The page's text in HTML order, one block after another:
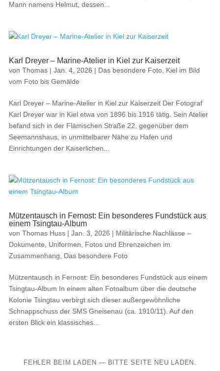
Mann namens Helmut, dessen...
Karl Dreyer – Marine-Atelier in Kiel zur Kaiserzeit
von Thomas| Jan. 4, 2026 | Das besondere Foto, Kiel im Bild
vom Foto bis Gemälde
Karl Dreyer – Marine-Atelier in Kiel zur Kaiserzeit Der Fotograf
Karl Dreyer war in Kiel etwa von 1896 bis 1916 tätig. Sein Atelier
befand sich in der Flämischen Straße 22, gegenüber dem
Seemannshaus, in unmittelbarer Nähe zu Hafen und
Einrichtungen der Kaiserlichen...
Mützentausch in Fernost: Ein besonderes Fundstück aus
einem Tsingtau-Album
von Thomas Huss| Jan. 3, 2026 | Militärische Nachlässe –
Dokumente, Uniformen, Fotos und Ehrenzeichen im
Zusammenhang
Das besondere Foto
Mützentausch in Fernost: Ein besonderes Fundstück aus einem
Tsingtau-Album In einem alten Fotoalbum über die deutsche
Kolonie Tsingtau verbirgt sich dieser außergewöhnliche
Schnappschuss der SMS Gneisenau (ca. 1910/11). Auf den
ersten Blick ein klassisches...
FEHLER BEIM LADEN — BITTE SEITE NEU LADEN.